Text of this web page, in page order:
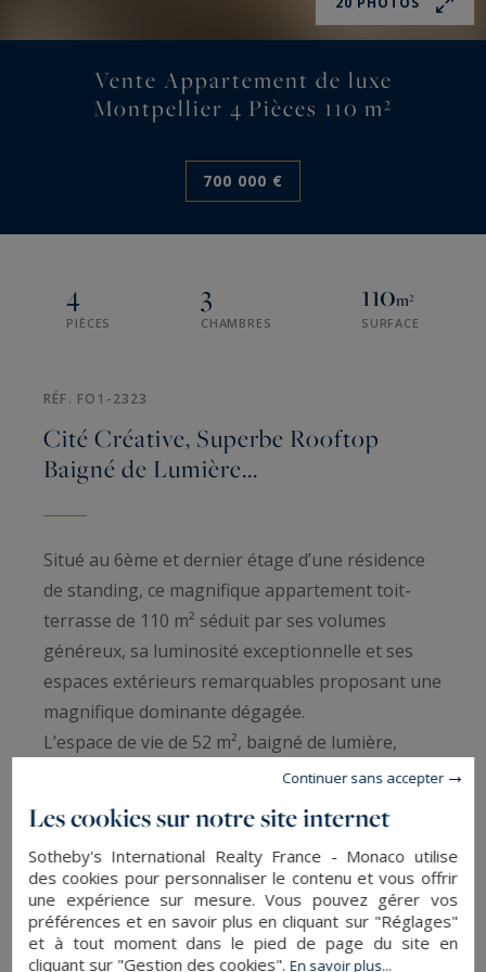
Vente Appartement de luxe
Montpellier 4 Pièces 110 m²
700 000 €
4
PIÈCES
3
CHAMBRES
110m²
SURFACE
RÉF. FO1-2323
Cité Créative, Superbe Rooftop
Baigné de Lumière...
Situé au 6ème et dernier étage d’une résidence
de standing, ce magnifique appartement toit-
terrasse de 110 m² séduit par ses volumes
généreux, sa luminosité exceptionnelle et ses
espaces extérieurs remarquables proposant une
magnifique dominante dégagée.
L’espace de vie de 52 m², baigné de lumière,
accueille une cuisine sur mesure parfaitement
intégrée et s’ouvre sur une agréable terrasse
couverte de 22 m² bénéficiant d’une vue dégagée
sur les toits de Montpellier.
L’espace nuit comprend une suite parentale avec
dressing et salle de bains, une chambre avec
salle d’eau privative ainsi qu’un bureau avec
Les cookies sur notre site internet
Sotheby's International Realty France - Monaco utilise
des cookies pour personnaliser le contenu et vous offrir
une expérience sur mesure. Vous pouvez gérer vos
préférences et en savoir plus en cliquant sur "Réglages"
et à tout moment dans le pied de page du site en
cliquant sur "Gestion des cookies".En savoir plus...
Continuer sans accepter